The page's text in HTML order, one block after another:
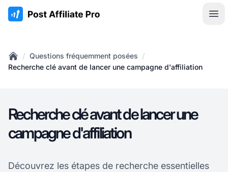
:site.title
Home
/ Questions fréquemment posées /
Recherche clé avant de lancer une campagne d'affiliation
Recherche clé avant de lancer une
campagne d'affiliation
Découvrez les étapes de recherche essentielles